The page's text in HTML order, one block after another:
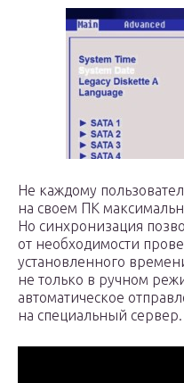
Не каждому
на своем ПК
Но синхронизация
от необходимости
установленного
не только в ручном
автоматическое
на специальный сервер.